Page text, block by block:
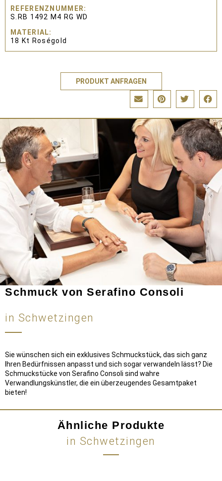
REFERENZNUMMER
S.RB 1492 M4 RG WD
MATERIAL
18 Kt Roségold
PRODUKT ANFRAGEN
Schmuck von Serafino Consoli
in Schwetzingen
Sie wünschen sich ein exklusives Schmuckstück, das sich ganz
Ihren Bedürfnissen anpasst und sich sogar verwandeln lässt? Die
Schmuckstücke von Serafino Consoli sind wahre
Verwandlungskünstler, die ein überzeugendes Gesamtpaket
bieten!
Ähnliche Produkte
in Schwetzingen